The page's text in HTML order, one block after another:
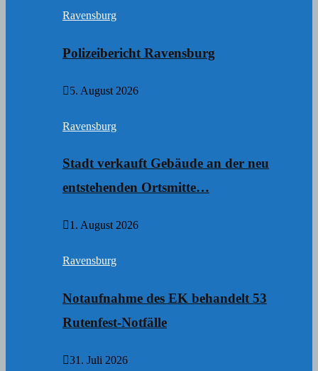
Ravensburg
Polizeibericht Ravensburg
5. August 2026
Ravensburg
Stadt verkauft Gebäude an der neu
entstehenden Ortsmitte…
1. August 2026
Ravensburg
Notaufnahme des EK behandelt 53
Rutenfest-Notfälle
31. Juli 2026